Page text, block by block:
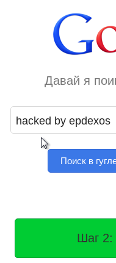
Давай я
Поиск в
Шаг 2: